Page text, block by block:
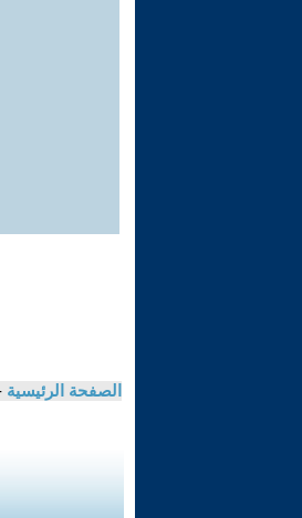
الصفحة الرئيسية